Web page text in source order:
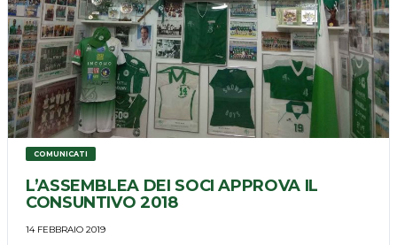
COMUNICATI
L’ASSEMBLEA DEI SOCI APPROVA IL
CONSUNTIVO 2018
14 FEBBRAIO 2019